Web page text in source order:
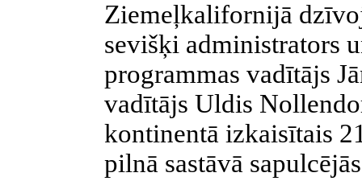
Ziemeļkalifornijā
sevišķi administrators
programmas vadītājs
vadītājs Uldis
kontinentā izkaisītais
pilnā sastāvā